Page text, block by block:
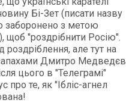
Бі-Зет (писати назву
заборонено з метою
щоб "роздрібнити Росію".
але тут на
Дмитро Медведєв
цього в "Телеграмі"
про те, як "Ібліс-агнел